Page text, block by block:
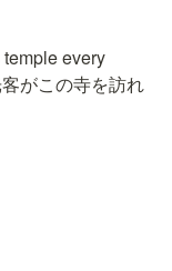
every
がこの寺を訪れ